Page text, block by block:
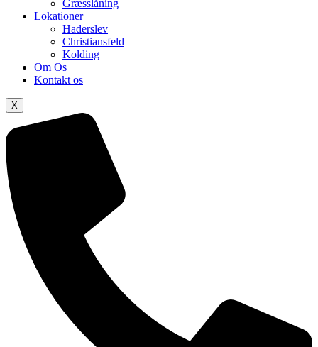
Græsslåning
Lokationer
Haderslev
Christiansfeld
Kolding
Om Os
Kontakt os
X